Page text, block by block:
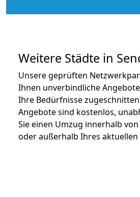
Weitere Städte in
Unsere geprüften
Ihnen unverbindliche
Ihre Bedürfnisse
Angebote sind kostenlos,
Sie einen Umzug innerhalb
oder außerhalb Ihres